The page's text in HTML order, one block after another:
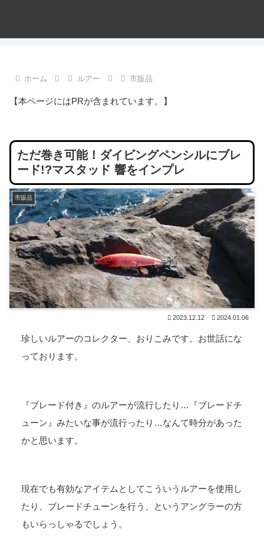
ホーム ルアー 市販品
【本ページにはPRが含まれています。】
ただ巻き可能！ダイビングペンシルにブレ
ード!?マスタッド 響をインプレ
市販品
2023.12.12 2024.01.06
珍しいルアーのコレクター、おりこみです。お世話にな
っております。
『ブレード付き』のルアーが流行したり…『ブレードチ
ューン』みたいな事が流行ったり…なんて時分があった
かと思います。
現在でも有効なアイテムとしてこういうルアーを使用し
たり、ブレードチューンを行う、というアングラーの方
もいらっしゃるでしょう。